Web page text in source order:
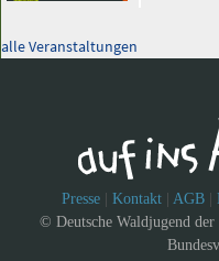
alle Veranstaltungen
Presse Kontakt AGB
© Deutsche Waldjugend der